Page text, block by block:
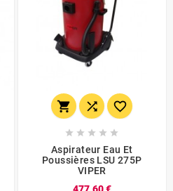
  
    
Aspirateur Eau Et
Poussières LSU 275P
VIPER
477,60 €